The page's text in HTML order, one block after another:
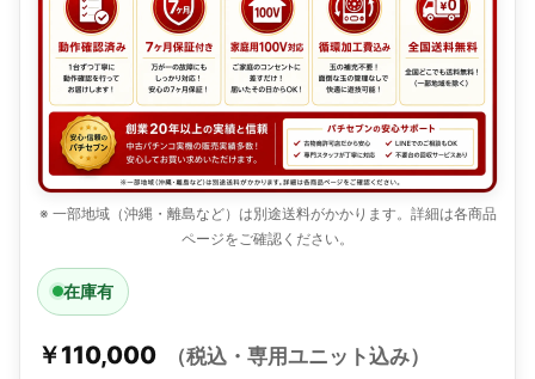
※ 一部地域（沖縄・離島など）は別途送料がかかります。詳細は各商品
ページをご確認ください。
在庫有
￥110,000 （税込・専用ユニット込み）